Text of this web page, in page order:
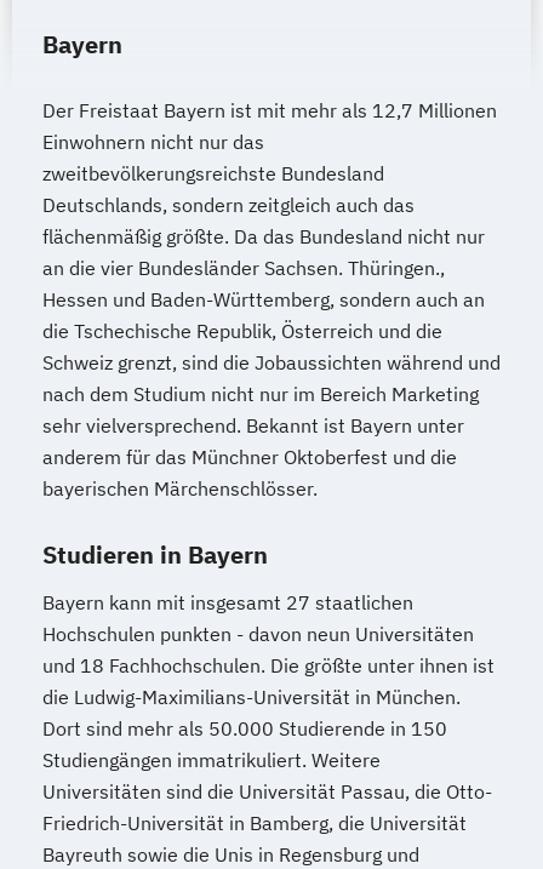
Bayern
Der Freistaat Bayern ist mit mehr als 12,7 Millionen
Einwohnern nicht nur das
zweitbevölkerungsreichste Bundesland
Deutschlands, sondern zeitgleich auch das
flächenmäßig größte. Da das Bundesland nicht nur
an die vier Bundesländer Sachsen. Thüringen.,
Hessen und Baden-Württemberg, sondern auch an
die Tschechische Republik, Österreich und die
Schweiz grenzt, sind die Jobaussichten während und
nach dem Studium nicht nur im Bereich Marketing
sehr vielversprechend. Bekannt ist Bayern unter
anderem für das Münchner Oktoberfest und die
bayerischen Märchenschlösser.
Studieren in Bayern
Bayern kann mit insgesamt 27 staatlichen
Hochschulen punkten - davon neun Universitäten
und 18 Fachhochschulen. Die größte unter ihnen ist
die Ludwig-Maximilians-Universität in München.
Dort sind mehr als 50.000 Studierende in 150
Studiengängen immatrikuliert. Weitere
Universitäten sind die Universität Passau, die Otto-
Friedrich-Universität in Bamberg, die Universität
Bayreuth sowie die Unis in Regensburg und